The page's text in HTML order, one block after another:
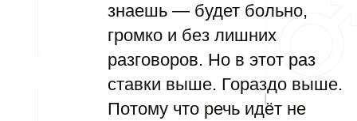
знаешь — будет больно,
громко и без лишних
разговоров. Но в этот раз
ставки выше. Гораздо выше.
Потому что речь идёт не